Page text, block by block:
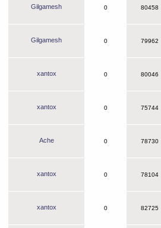
Gilgamesh 0 80458
Gilgamesh 0 79962
xantox 0 80046
xantox 0 75744
Ache 0 78730
xantox 0 78104
xantox 0 82725